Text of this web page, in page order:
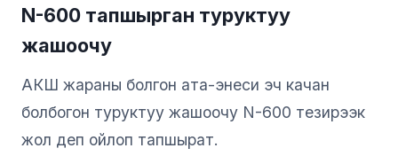
N-600 тапшырган туруктуу
жашоочу
АКШ жараны болгон ата-энеси эч качан
болбогон туруктуу жашоочу N-600 тезирээк
жол деп ойлоп тапшырат.